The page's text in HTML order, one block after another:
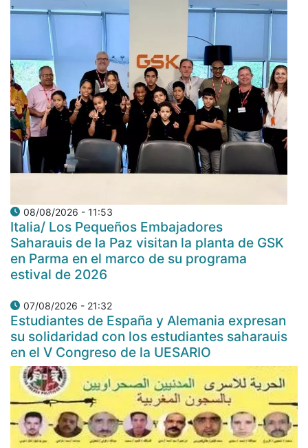
08/08/2026 - 11:53
Italia/ Los Pequeños Embajadores
Saharauis de la Paz visitan la planta de GSK
en Parma en el marco de su programa
estival de 2026
07/08/2026 - 21:32
Estudiantes de España y Alemania expresan
su solidaridad con los estudiantes saharauis
en el V Congreso de la UESARIO